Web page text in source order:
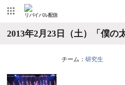
リバイバル配信
2013年2月23日（土）「僕の
チーム： 研究生